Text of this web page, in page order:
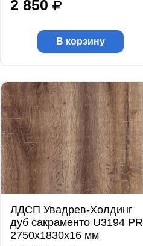
2 850
В корзину
ЛДСП Увадрев-Холдинг
дуб сакраменто U3194 PR
2750x1830x16 мм